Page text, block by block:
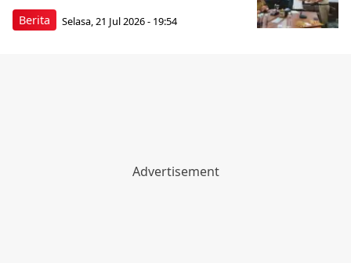
Berita Selasa, 21 Jul 2026 - 19:54